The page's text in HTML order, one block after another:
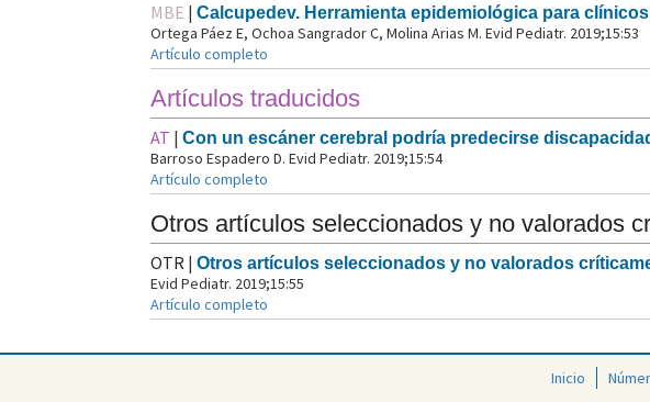
MBE | Calcupedev. Herramienta epidemiológica para clínicos
Ortega Páez E, Ochoa Sangrador C, Molina Arias M. Evid Pediatr. 2019;15:53
Artículo completo
Artículos traducidos
AT | Con un escáner cerebral podría predecirse
Barroso Espadero D. Evid Pediatr. 2019;15:54
Artículo completo
Otros artículos seleccionados y no valorados
OTR | Otros artículos seleccionados y no valorados
Evid Pediatr. 2019;15:55
Artículo completo
Inicio